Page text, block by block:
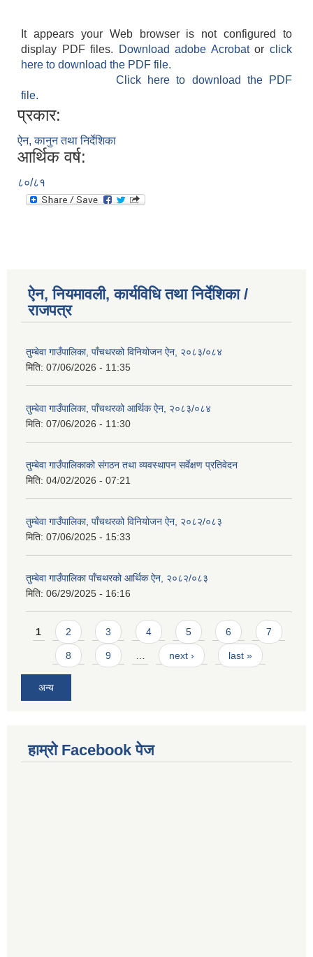
It appears your Web browser is not configured to
display PDF files.
Download adobe Acrobatorclick
here to download the PDF file.
Click here to download the PDF
file.
प्रकार:
ऐन, कानुन तथा निर्देशिका
आर्थिक वर्ष:
८०/८१
ऐन, नियमावली, कार्यविधि तथा निर्देशिका /
राजपत्र
तुम्बेवा गाउँपालिका, पाँचथरको विनियोजन ऐन, २०८३/०८४
मिति: 07/06/2026 - 11:35
तुम्बेवा गाउँपालिका, पाँचथरको आर्थिक ऐन, २०८३/०८४
मिति: 07/06/2026 - 11:30
तुम्बेवा गाउँपालिकाको संगठन तथा व्यवस्थापन सर्वेक्षण प्रतिवेदन
मिति: 04/02/2026 - 07:21
तुम्बेवा गाउँपालिका, पाँचथरको विनियोजन ऐन, २०८२/०८३
मिति: 07/06/2025 - 15:33
तुम्बेवा गाउँपालिका पाँचथरको आर्थिक ऐन, २०८२/०८३
मिति: 06/29/2025 - 16:16
Pages
1 2 3 4 5 6 7
8 9 next › last »
अन्य
हाम्राे Facebook पेज